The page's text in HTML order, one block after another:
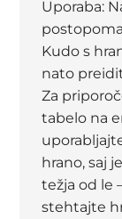
Uporaba:
Kudo s
nato
Za
tabelo na
hrano, saj
težja od le
stehtajte